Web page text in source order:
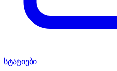
სტატიები